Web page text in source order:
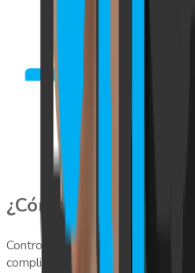
¿Cómo funciona
Controla la asistencia de tu equipo
complicaciones